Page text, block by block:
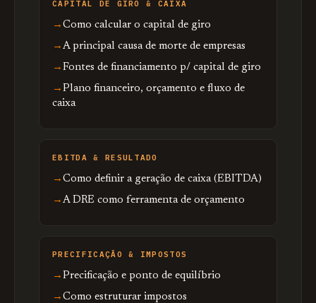
CAPITAL DE GIRO & CAIXA
Como calcular o capital de giro
A principal causa de morte de empresas
Fontes de financiamento p/ capital de giro
Plano financeiro, orçamento e fluxo de
caixa
EBITDA & RESULTADO
Como definir a geração de caixa (EBITDA)
A DRE como ferramenta de orçamento
PRECIFICAÇÃO & IMPOSTOS
Precificação e ponto de equilíbrio
Como estruturar impostos